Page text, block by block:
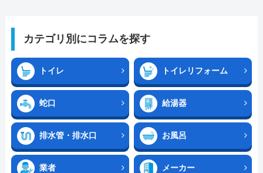
カテゴリ別にコラムを探す
トイレ トイレリフォーム
蛇口 給湯器
排水管・排水口 お風呂
業者 メーカー